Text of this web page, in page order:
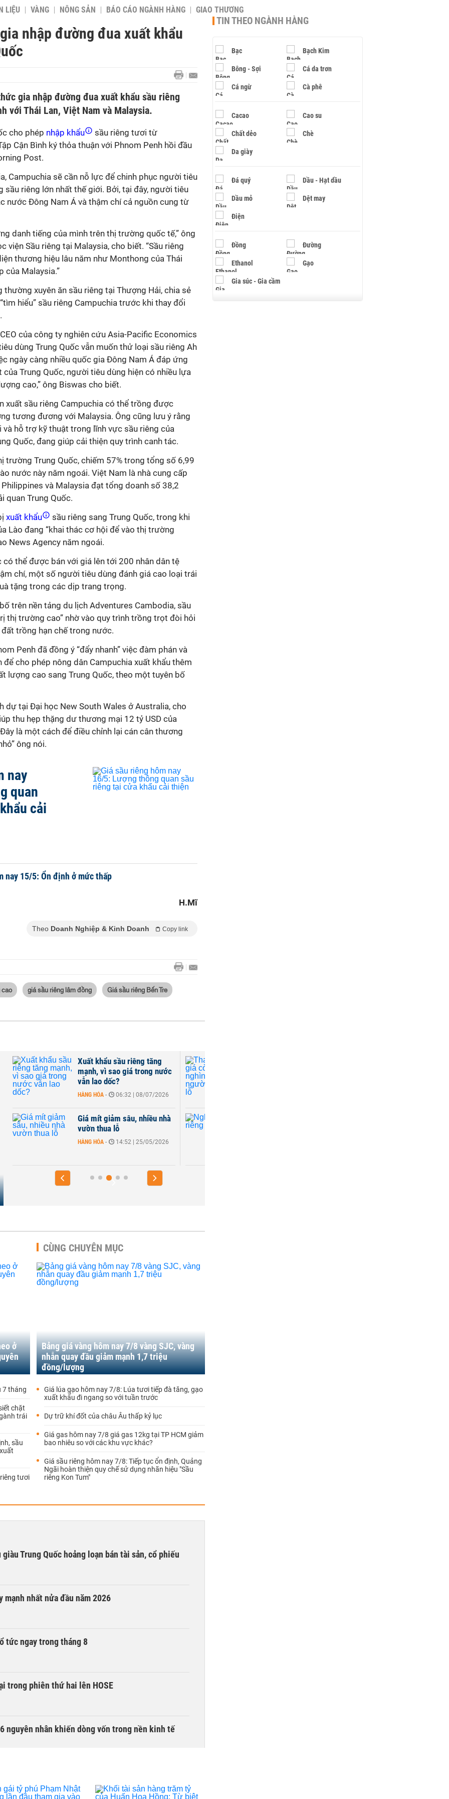
LIỆU VÀNG NÔNG SẢN BÁO CÁO NGÀNH HÀNG GIAO THƯƠNG
nhập đường đua xuất khẩu
gia nhập đường đua xuất khẩu sầu riêng
với Thái Lan, Việt Nam và Malaysia.
cho phép nhập khẩu
sầu riêng tươi từ
Cận Bình ký thỏa thuận với Phnom Penh hồi đầu
Post.
Campuchia sẽ cần nỗ lực để chinh phục người tiêu
riêng lớn nhất thế giới. Bởi, tại đây, người tiêu
nước Đông Nam Á và thậm chí cả nguồn cung từ
danh tiếng của mình trên thị trường quốc tế,” ông
viện Sầu riêng tại Malaysia, cho biết. “Sầu riêng
thương hiệu lâu năm như Monthong của Thái
của Malaysia.”
xuyên ăn sầu riêng tại Thượng Hải, chia sẻ
hiểu” sầu riêng Campuchia trước khi thay đổi
của công ty nghiên cứu Asia-Pacific Economics
dùng Trung Quốc vẫn muốn thử loại sầu riêng Ah
ngày càng nhiều quốc gia Đông Nam Á đáp ứng
Trung Quốc, người tiêu dùng hiện có nhiều lựa
cao,” ông Biswas cho biết.
xuất sầu riêng Campuchia có thể trồng được
tương đương với Malaysia. Ông cũng lưu ý rằng
hỗ trợ kỹ thuật trong lĩnh vực sầu riêng của
Quốc, đang giúp cải thiện quy trình canh tác.
trường Trung Quốc, chiếm 57% trong tổng số 6,99
nước này năm ngoái. Việt Nam là nhà cung cấp
và Malaysia đạt tổng doanh số 38,2
quan Trung Quốc.
xuất khẩu
sầu riêng sang Trung Quốc, trong khi
Lào đang “khai thác cơ hội để vào thị trường
News Agency năm ngoái.
có thể được bán với giá lên tới 200 nhân dân tệ
chí, một số người tiêu dùng đánh giá cao loại trái
tặng trong các dịp trang trọng.
trên nền tảng du lịch Adventures Cambodia, sầu
thị trường cao” nhờ vào quy trình trồng trọt đòi hỏi
trồng hạn chế trong nước.
Penh đã đồng ý “đẩy nhanh” việc đàm phán và
cho phép nông dân Campuchia xuất khẩu thêm
lượng cao sang Trung Quốc, theo một tuyên bố
dự tại Đại học New South Wales ở Australia, cho
thu hẹp thặng dư thương mại 12 tỷ USD của
là một cách để điều chỉnh lại cán cân thương
ông nói.
nay
quan
cải
nay 15/5: Ổn định ở mức thấp
H.Mĩ
Theo Doanh Nghiệp & Kinh Doanh Copy link
cao giá sầu riêng lâm đồng Giá sầu riêng Bến Tre
Xuất khẩu sầu riêng tăng
mạnh, vì sao giá trong nước
vẫn lao dốc?
HÀNG HÓA - 06:32 | 08/07/2026
Giá mít giảm sâu, nhiều nhà
vườn thua lỗ
HÀNG HÓA - 14:52 | 25/05/2026
ở
7 tháng
chặt
trái
sầu
tươi
CÙNG CHUYÊN MỤC
Bảng giá vàng hôm nay 7/8 vàng SJC, vàng
nhẫn quay đầu giảm mạnh 1,7 triệu
đồng/lượng
Giá lúa gạo hôm nay 7/8: Lúa tươi tiếp đà tăng, gạo
xuất khẩu đi ngang so với tuần trước
Dự trữ khí đốt của châu Âu thấp kỷ lục
Giá gas hôm nay 7/8 giá gas 12kg tại TP HCM giảm
bao nhiêu so với các khu vực khác?
Giá sầu riêng hôm nay 7/8: Tiếp tục ổn định, Quảng
Ngãi hoàn thiện quy chế sử dụng nhãn hiệu "Sầu
riêng Kon Tum"
Trung Quốc hoảng loạn bán tài sản, cổ phiếu
mạnh nhất nửa đầu năm 2026
tức ngay trong tháng 8
trong phiên thứ hai lên HOSE
nguyên nhân khiến dòng vốn trong nền kinh tế
mặt, ngang ngửa MWG
TIN THEO NGÀNH HÀNG
Bạc Bạch Kim
Bông - Sợi Cá da trơn
Cá ngừ Cà phê
Cacao Cao su
Chất dẻo Chè
Da giày
Đá quý Dầu - Hạt dầu
Dầu mỏ Dệt may
Điện
Đồng Đường
Ethanol Gạo
Gia súc - Gia cầm